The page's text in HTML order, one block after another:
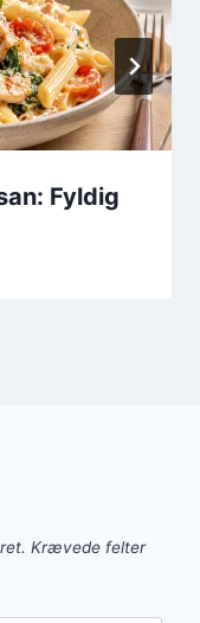
Fyldig
Krævede felter